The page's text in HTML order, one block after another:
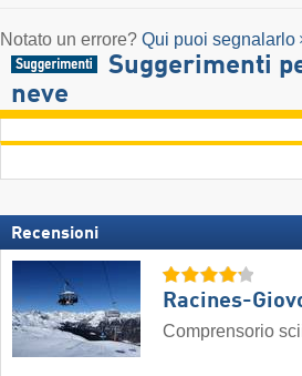
Notato un errore? Qui puoi segnalarlo
Suggerimenti
neve
Recensioni
Racines-
Comprensorio